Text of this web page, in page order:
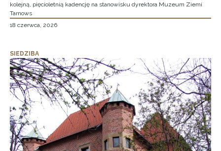
kolejną, pięcioletnią kadencję na stanowisku dyrektora Muzeum Ziemi
Tarnows
18 czerwca, 2026
SIEDZIBA